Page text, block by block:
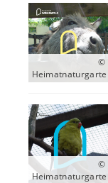
©
Heimatnaturgarten
©
Heimatnaturgarten